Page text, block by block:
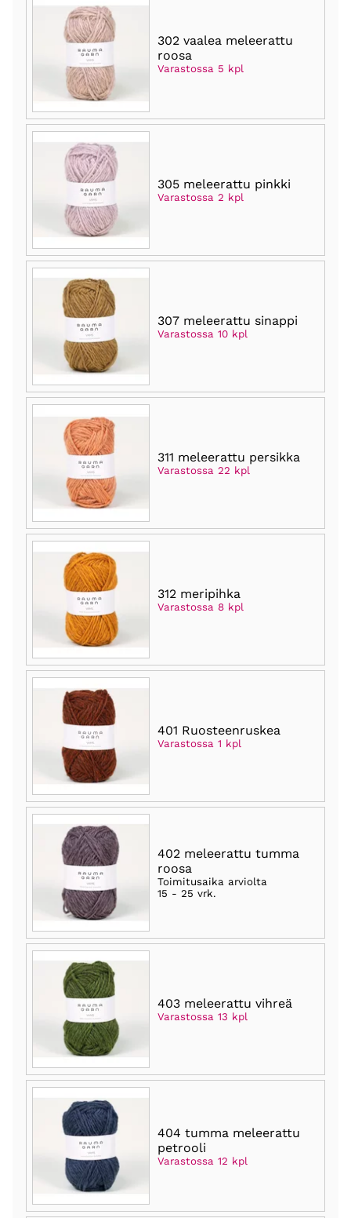
302 vaalea meleerattu
roosa
Varastossa 5 kpl
305 meleerattu pinkki
Varastossa 2 kpl
307 meleerattu sinappi
Varastossa 10 kpl
311 meleerattu persikka
Varastossa 22 kpl
312 meripihka
Varastossa 8 kpl
401 Ruosteenruskea
Varastossa 1 kpl
402 meleerattu tumma
roosa
Toimitusaika arviolta
15 - 25 vrk.
403 meleerattu vihreä
Varastossa 13 kpl
404 tumma meleerattu
petrooli
Varastossa 12 kpl